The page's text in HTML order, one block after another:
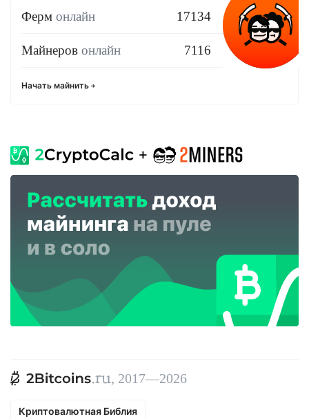
Ферм онлайн 17134
Майнеров онлайн 7116
Начать майнить
, 2017—2026
Криптовалютная Библия